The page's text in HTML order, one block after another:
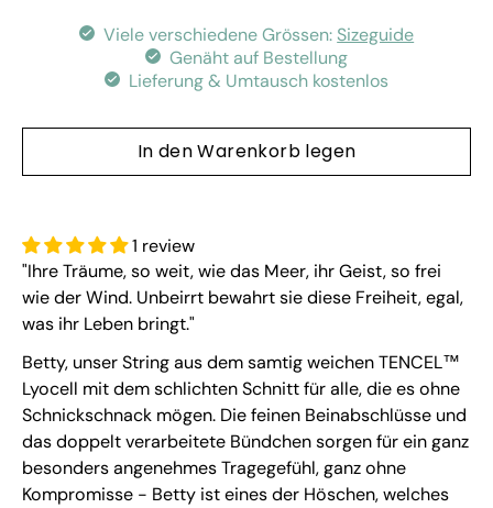
Viele verschiedene Grössen: Sizeguide
Genäht auf Bestellung
Lieferung & Umtausch kostenlos
In den Warenkorb legen
1 review
"Ihre Träume, so weit, wie das Meer, ihr Geist, so frei
wie der Wind. Unbeirrt bewahrt sie diese Freiheit, egal,
was ihr Leben bringt."
Betty, unser String aus dem samtig weichen TENCEL™
Lyocell mit dem schlichten Schnitt für alle, die es ohne
Schnickschnack mögen. Die feinen Beinabschlüsse und
das doppelt verarbeitete Bündchen sorgen für ein ganz
besonders angenehmes Tragegefühl, ganz ohne
Kompromisse - Betty ist eines der Höschen, welches